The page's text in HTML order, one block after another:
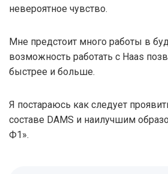
невероятное чувство.
Мне предстоит много работы в
возможность работать с Haas
быстрее и больше.
Я постараюсь как следует
составе DAMS и наилучшим
Ф1».